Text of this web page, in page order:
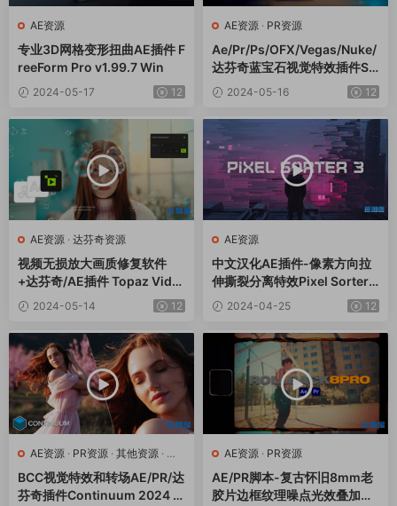
AE资源
专业3D网格变形扭曲AE插件 F
reeForm Pro v1.99.7 Win
2024-05-17 12
AE资源 · PR资源
Ae/Pr/Ps/OFX/Vegas/Nuke/
达芬奇蓝宝石视觉特效插件Sa
pphire 2024.51 CE Win一键
安装版
2024-05-16 12
AE资源 · 达芬奇资源
视频无损放大画质修复软件
+达芬奇/AE插件 Topaz Vide
o AI v5.0.3 Win
2024-05-14 12
AE资源
中文汉化AE插件-像素方向拉
伸撕裂分离特效Pixel Sorter
3.0.0 Win+使用教程
2024-04-25 12
AE资源 · PR资源 · 其他资源 · 达
芬奇资源
BCC视觉特效和转场AE/PR/达
芬奇插件Continuum 2024 v
AE资源 · PR资源
AE/PR脚本-复古怀旧8mm老
胶片边框纹理噪点光效叠加效